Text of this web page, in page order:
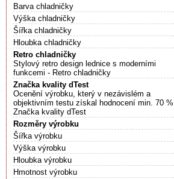
Barva chladničky
Výška chladničky
Šířka chladničky
Hloubka chladničky
Retro chladničky
Stylový retro design lednice s moderními
funkcemi - Retro chladničky
Značka kvality dTest
Ocenění výrobku, který v nezávislém a
objektivním testu získal hodnocení min. 70
Značka kvality dTest
Rozměry výrobku
Šířka výrobku
Výška výrobku
Hloubka výrobku
Hmotnost výrobku